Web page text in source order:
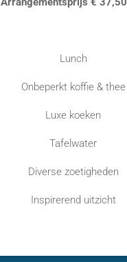
Lunch
Onbeperkt koffie & thee
Luxe koeken
Tafelwater
Diverse zoetigheden
Inspirerend uitzicht